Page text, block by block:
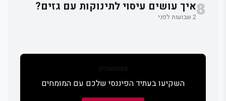
8איך עושים עיסוי לתינוקות עם גזים?
2 שבועות לפני
SPONSORED
השקיעו בעתיד הפיננסי שלכם עם המומחים